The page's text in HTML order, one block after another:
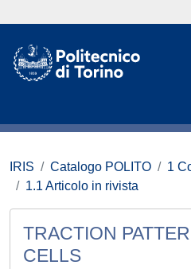
IRIS Catalogo POLITO
1
1.1 Articolo in rivista
TRACTION
CELLS